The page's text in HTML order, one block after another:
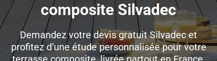
composite Silvadec
Demandez votre devis gratuit Silvadec et
profitez d’une étude personnalisée pour votre